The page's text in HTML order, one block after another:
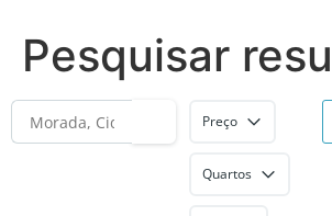
Pesquisar
Preço
Quartos